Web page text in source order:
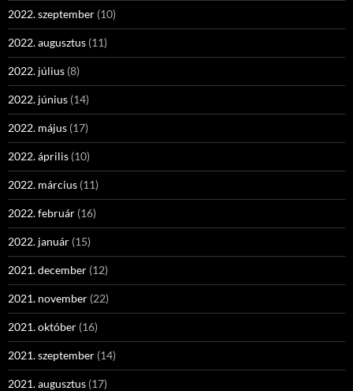
2022. szeptember (10)
2022. augusztus (11)
2022. július (8)
2022. június (14)
2022. május (17)
2022. április (10)
2022. március (11)
2022. február (16)
2022. január (15)
2021. december (12)
2021. november (22)
2021. október (16)
2021. szeptember (14)
2021. augusztus (17)